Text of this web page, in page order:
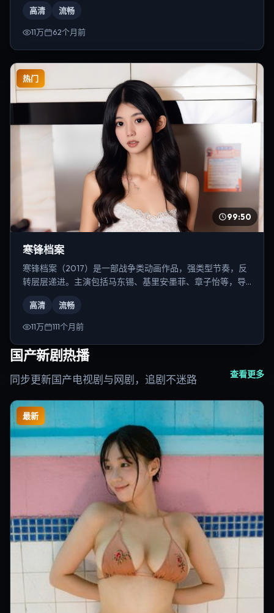
高清 流畅
11万 62个月前
热门
99:50
寒锋档案
寒锋档案（2017）是一部战争类动画作品，强类型节奏，反
转层层递进。主演包括马东锡、基里安·墨菲、章子怡等，导
高清 流畅
11万 111个月前
国产新剧热播
同步更新国产电视剧与网剧，追剧不迷路 查看更多
最新